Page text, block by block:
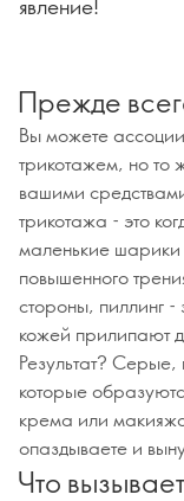
явление!
Прежде
Вы можете
трикотажем, но то
вашими
трикотажа - это
маленькие шарики
повышенного
стороны, пиллинг -
кожей прилипают
Результат?
которые
крема или
опаздываете и
Что